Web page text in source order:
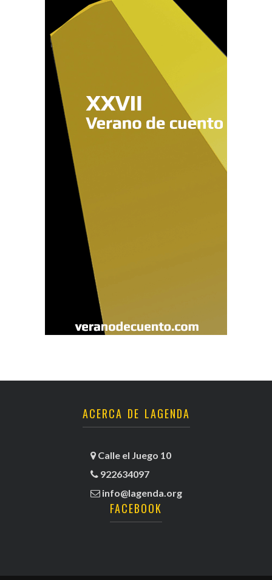
ACERCA DE LAGENDA
Calle el Juego 10
922634097
info@lagenda.org
FACEBOOK